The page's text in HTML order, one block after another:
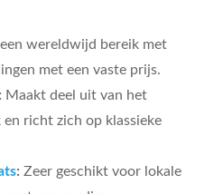
wereldwijd bereik met
met een vaste prijs.
: Maakt deel uit van het
richt zich op klassieke
: Zeer geschikt voor lokale